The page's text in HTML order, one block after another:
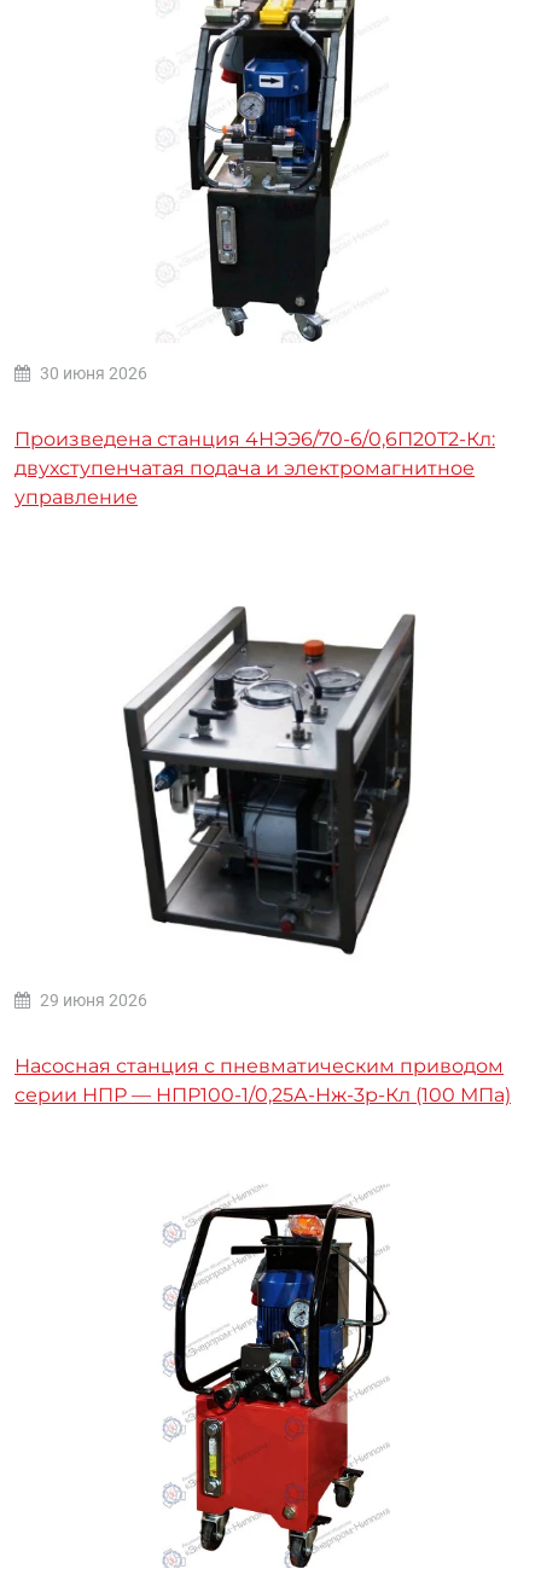
30 июня 2026
Произведена станция 4НЭЭ6/70-6/0,6П20Т2-Кл:
двухступенчатая подача и электромагнитное
управление
29 июня 2026
Насосная станция с пневматическим приводом
серии НПР — НПР100-1/0,25А-Нж-3р-Кл (100 МПа)